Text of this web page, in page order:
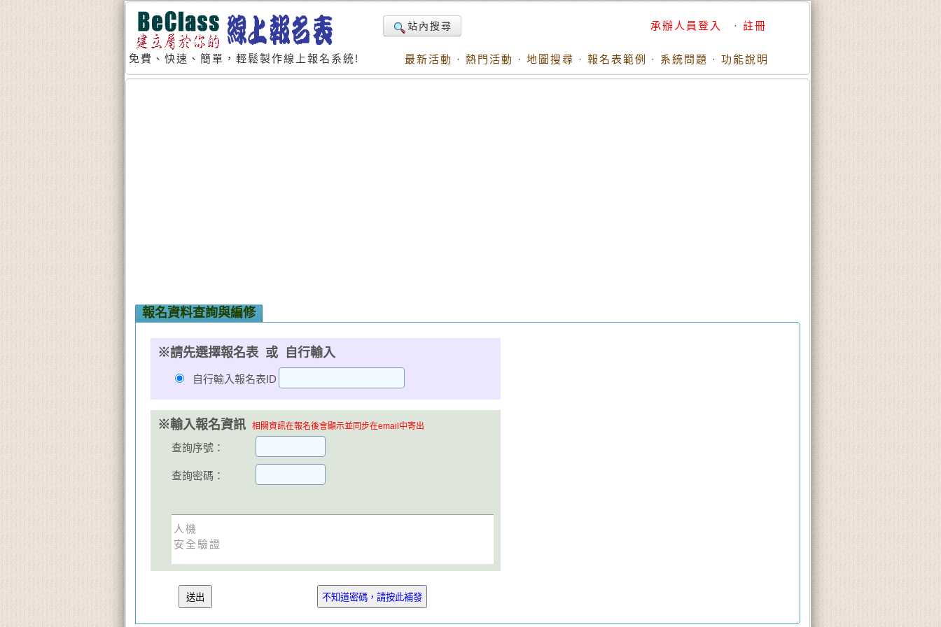
免費、快速、簡單，輕鬆製作線上報名系統!
站內搜尋 承辦人員登入 · 註冊
最新活動 · 熱門活動 · 地圖搜尋 · 報名表範例 · 系統問題 · 功能說明
報名資料查詢與編修
※請先選擇報名表 或 自行輸入
自行輸入報名表ID
※輸入報名資訊 相關資訊在報名後會顯示並同步在email中寄出
查詢序號：
查詢密碼：
人機
安全驗證